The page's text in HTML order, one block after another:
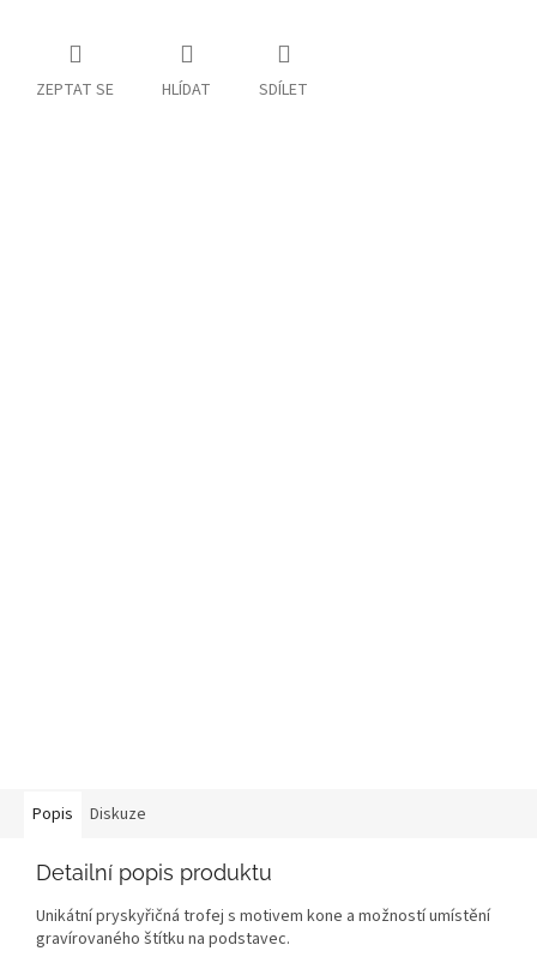
ZEPTAT SE HLÍDAT SDÍLET
Popis Diskuze
Detailní popis produktu
Unikátní pryskyřičná trofej s motivem kone a možností umístění
gravírovaného štítku na podstavec.